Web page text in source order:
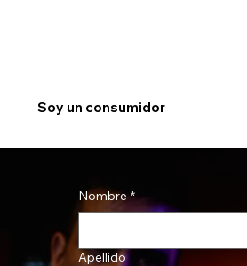
Soy un consumidor
Nombre *
Apellido